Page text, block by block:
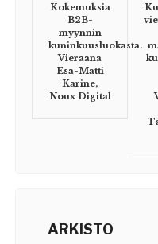
Kokemuksia
B2B-
myynnin
kuninkuusluokasta.
Vieraana
Esa-Matti
Karine,
Noux Digital
ARKISTO